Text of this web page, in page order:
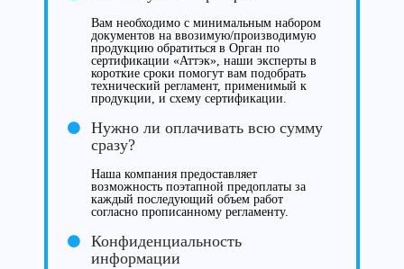
Вам необходимо с минимальным набором
документов на ввозимую/производимую
продукцию обратиться в Орган по
сертификации «Аттэк», наши эксперты в
короткие сроки помогут вам подобрать
технический регламент, применимый к
продукции, и схему сертификации.
Нужно ли оплачивать всю сумму
сразу?
Наша компания предоставляет
возможность поэтапной предоплаты за
каждый последующий объем работ
согласно прописанному регламенту.
Конфиденциальность
информации